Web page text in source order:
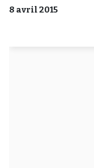
8 avril 2015